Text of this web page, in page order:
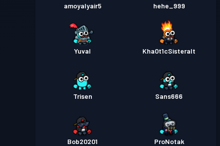
amoyalyair5 hehe_999
Yuval Kha0t1cSisteralt
Trisen Sans666
Bob20201 ProNotak